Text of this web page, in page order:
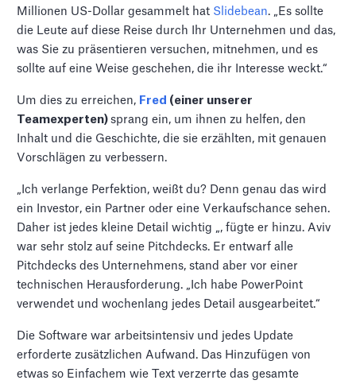
Millionen US-Dollar gesammelt hat Slidebean. „Es sollte
die Leute auf diese Reise durch Ihr Unternehmen und das,
was Sie zu präsentieren versuchen, mitnehmen, und es
sollte auf eine Weise geschehen, die ihr Interesse weckt.“
Um dies zu erreichen, Fred (einer unserer
Teamexperten)sprang ein, um ihnen zu helfen, den
Inhalt und die Geschichte, die sie erzählten, mit genauen
Vorschlägen zu verbessern.
„Ich verlange Perfektion, weißt du? Denn genau das wird
ein Investor, ein Partner oder eine Verkaufschance sehen.
Daher ist jedes kleine Detail wichtig „, fügte er hinzu. Aviv
war sehr stolz auf seine Pitchdecks. Er entwarf alle
Pitchdecks des Unternehmens, stand aber vor einer
technischen Herausforderung. „Ich habe PowerPoint
verwendet und wochenlang jedes Detail ausgearbeitet.“
Die Software war arbeitsintensiv und jedes Update
erforderte zusätzlichen Aufwand. Das Hinzufügen von
etwas so Einfachem wie Text verzerrte das gesamte